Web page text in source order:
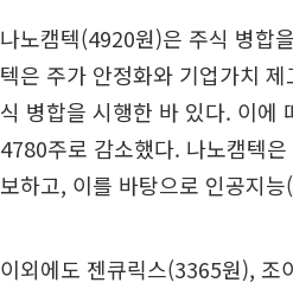
나노캠텍(4920원)은 주식 병합
텍은 주가 안정화와 기업가치
식 병합을 시행한 바 있다. 이에
4780주로 감소했다. 나노캠텍
보하고, 이를 바탕으로 인공지
이외에도 젠큐릭스(3365원), 조